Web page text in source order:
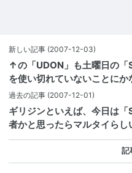
新しい記事 (2007-12-03)
↑の「UDON」も土曜日の「
を使い切れていないことに
過去の記事 (2007-12-01)
ギリジンといえば、今日は
者かと思ったらマルタイら
記